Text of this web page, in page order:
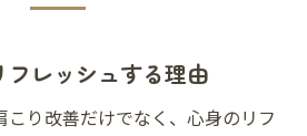
レッシュする理由
り改善だけでなく、心身のリフ